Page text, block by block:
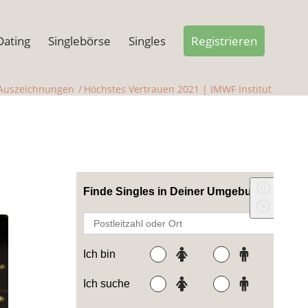
Singlebörse Singles Registrieren
/ Höchstes Vertrauen 2021 | IMWF Institut